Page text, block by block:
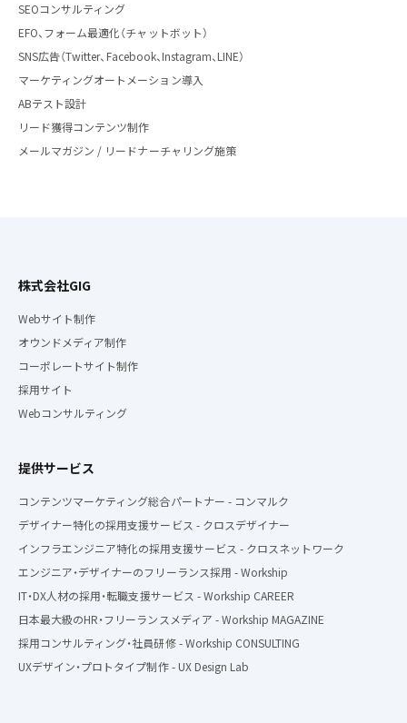
SEOコンサルティング
EFO、フォーム最適化（チャットボット）
SNS広告（Twitter、Facebook、Instagram、LINE）
マーケティングオートメーション導入
ABテスト設計
リード獲得コンテンツ制作
メールマガジン / リードナーチャリング施策
株式会社GIG
Webサイト制作
オウンドメディア制作
コーポレートサイト制作
採用サイト
Webコンサルティング
提供サービス
コンテンツマーケティング総合パートナー - コンマルク
デザイナー特化の採用支援サービス - クロスデザイナー
インフラエンジニア特化の採用支援サービス - クロスネットワーク
エンジニア・デザイナーのフリーランス採用 - Workship
IT・DX人材の採用・転職支援サービス - Workship CAREER
日本最大級のHR・フリーランスメディア - Workship MAGAZINE
採用コンサルティング・社員研修 - Workship CONSULTING
UXデザイン・プロトタイプ制作 - UX Design Lab